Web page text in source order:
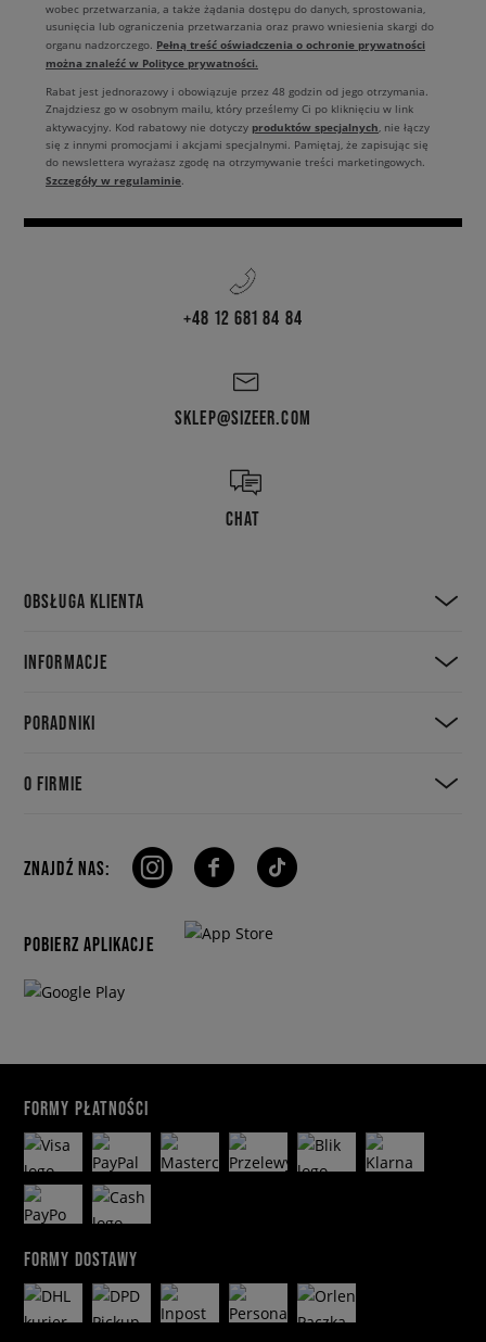
wobec przetwarzania, a także żądania dostępu do danych, sprostowania,
usunięcia lub ograniczenia przetwarzania oraz prawo wniesienia skargi do
organu nadzorczego. Pełną treść oświadczenia o ochronie prywatności
można znaleźć w Polityce prywatności.
Rabat jest jednorazowy i obowiązuje przez 48 godzin od jego otrzymania.
Znajdziesz go w osobnym mailu, który prześlemy Ci po kliknięciu w link
aktywacyjny. Kod rabatowy nie dotyczy produktów specjalnych, nie łączy
się z innymi promocjami i akcjami specjalnymi. Pamiętaj, że zapisując się
do newslettera wyrażasz zgodę na otrzymywanie treści marketingowych.
Szczegóły w regulaminie.
+48 12 681 84 84
SKLEP@SIZEER.COM
CHAT
OBSŁUGA KLIENTA
INFORMACJE
PORADNIKI
O FIRMIE
ZNAJDŹ NAS:
POBIERZ APLIKACJE
FORMY PŁATNOŚCI
FORMY DOSTAWY